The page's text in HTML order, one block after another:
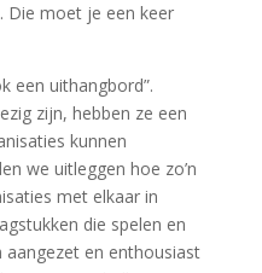
Die moet je een keer
een uithangbord”.
zijn, hebben ze een
kunnen
we uitleggen hoe zo’n
met elkaar in
die spelen en
aangezet en enthousiast